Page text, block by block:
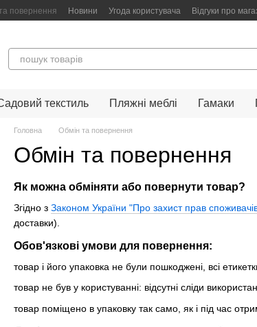
повернення Новини Угода користувача Відгуки про
текстиль Пляжні меблі Гамаки
Головна Обмін та повернення
Обмін та повернення
Як можна обміняти або повернути товар?
Згідно з Законом України "Про захист прав
доставки).
Обов'язкові умови для повернення:
товар і його упаковка не були пошкоджені, всі
товар не був у користуванні: відсутні сліди
товар поміщено в упаковку так само, як і під час